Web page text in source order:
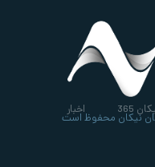
365 اخبار
نیکان محفوظ است